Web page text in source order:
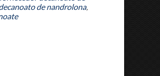
de nandrolona,